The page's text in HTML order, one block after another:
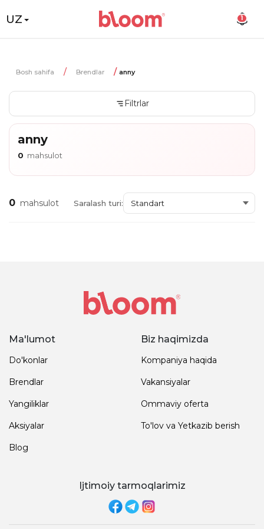
UZ 1
Bosh sahifa Brendlar anny
Filtrlar
anny
0 mahsulot
0 mahsulot Saralash turi:
Ma'lumot
Do'konlar
Brendlar
Yangiliklar
Aksiyalar
Blog
Biz haqimizda
Kompaniya haqida
Vakansiyalar
Ommaviy oferta
To'lov va Yetkazib berish
Ijtimoiy tarmoqlarimiz